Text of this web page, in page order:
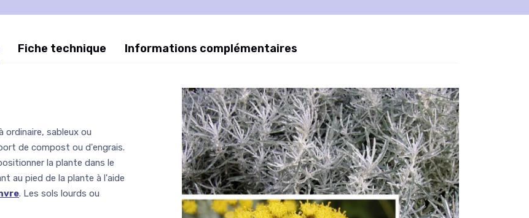
Fiche technique Informations complémentaires
ordinaire, sableux ou
de compost ou d'engrais.
la plante dans le
au pied de la plante à l'aide
. Les sols lourds ou